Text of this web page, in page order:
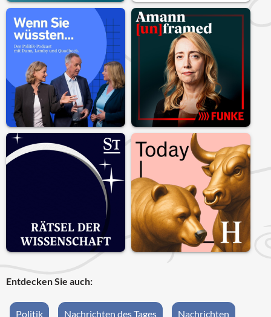
Entdecken Sie auch:
Politik Nachrichten des Tages Nachrichten